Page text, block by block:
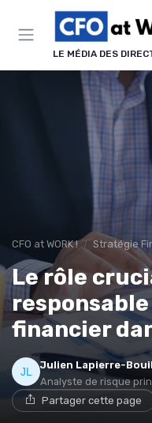
LE MÉDIA DES
CFO at WORK ! Stratégie
Le rôle
financier
Julien Lapierre-
Analyste de risque
Partager cette page
Panneau de gestion des